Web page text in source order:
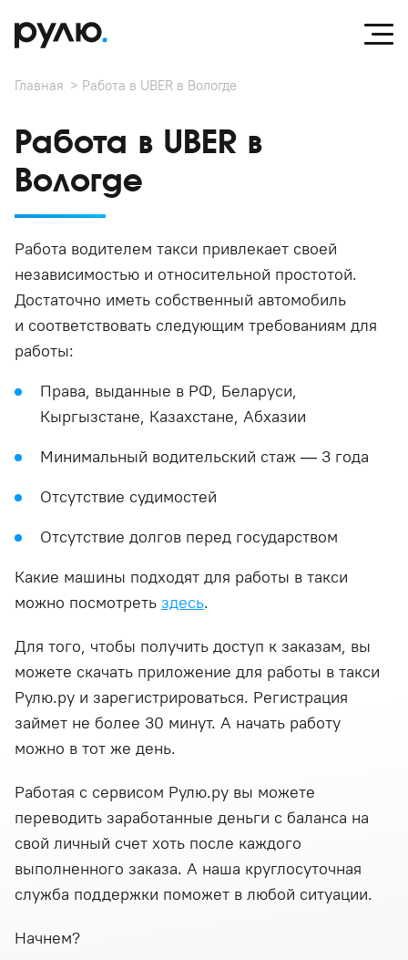
Главная Работа в UBER в Вологде
Работа в UBER в
Вологде
Работа водителем такси привлекает своей
независимостью и относительной простотой.
Достаточно иметь собственный автомобиль
и соответствовать следующим требованиям для
работы:
Права, выданные в РФ, Беларуси,
Кыргызстане, Казахстане, Абхазии
Минимальный водительский стаж — 3 года
Отсутствие судимостей
Отсутствие долгов перед государством
Какие машины подходят для работы в такси
можно посмотреть здесь.
Для того, чтобы получить доступ к заказам, вы
можете скачать приложение для работы в такси
Рулю.ру и зарегистрироваться. Регистрация
займет не более 30 минут. А начать работу
можно в тот же день.
Работая с сервисом Рулю.ру вы можете
переводить заработанные деньги с баланса на
свой личный счет хоть после каждого
выполненного заказа. А наша круглосуточная
служба поддержки поможет в любой ситуации.
Начнем?